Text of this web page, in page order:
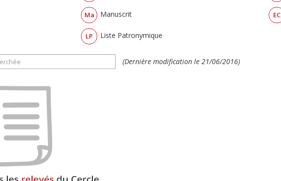
Ma Manuscrit
LP Liste Patronymique
EC
(Dernière modification le 21/06/2016)